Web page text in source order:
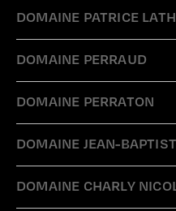
DOMAINE PATRICE
DOMAINE PERRAUD
DOMAINE PERRATON
DOMAINE JEAN-
DOMAINE CHARLY